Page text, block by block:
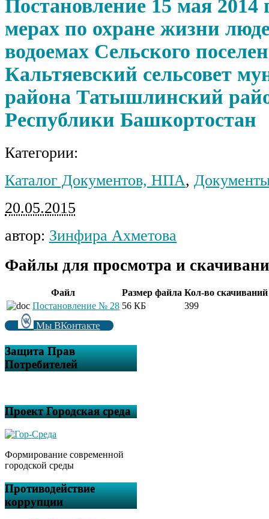
Постановление 15 мая
мерах по охране жизни
водоемах Сельского
Кальтяевский сельсовет
района Татышлинский
Республики Башкортостан
Категории:
Каталог Документов, НПА,
20.05.2015
автор: Зинфира Ахметова
Файлы для просмотра и
Файл Размер файла Кол-во скачиваний
Постановление № 28 56 КБ 399
Мы ВКонтакте
Защита Прав
Потребителей
Проект Городская среда
Формирование современной
городской среды
Противодействие
коррупции